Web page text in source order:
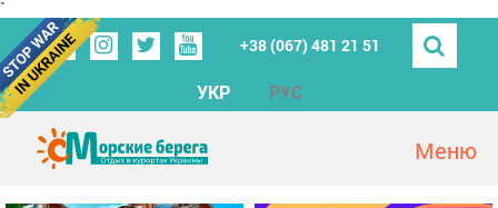
`
+38 (067) 481 21 51
УКР РУС